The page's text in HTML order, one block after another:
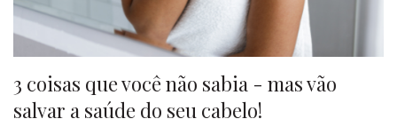
3 coisas que você não sabia - mas vão
salvar a saúde do seu cabelo!